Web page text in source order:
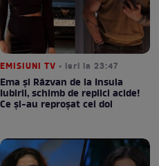
EMISIUNI TV • ieri la 23:47
Ema și Răzvan de la Insula
Iubirii, schimb de replici acide!
Ce și-au reproșat cei doi